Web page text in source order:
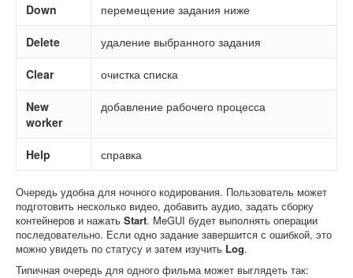
Down перемещение задания ниже
Delete удаление выбранного задания
Clear очистка списка
New
worker
добавление рабочего процесса
Help справка
Очередь удобна для ночного кодирования. Пользователь может
подготовить несколько видео, добавить аудио, задать сборку
контейнеров и нажать Start. MeGUI будет выполнять операции
последовательно. Если одно задание завершится с ошибкой, это
можно увидеть по статусу и затем изучить Log.
Типичная очередь для одного фильма может выглядеть так: